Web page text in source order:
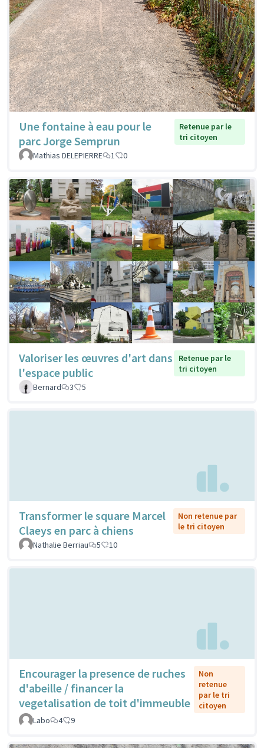
Une fontaine à eau pour le
parc Jorge Semprun
Retenue par le
tri citoyen
Mathias DELEPIERRE
1 0
Valoriser les œuvres d'art dans
l'espace public
Retenue par le
tri citoyen
Bernard
3 5
Transformer le square Marcel
Claeys en parc à chiens
Non retenue par
le tri citoyen
Nathalie Berriau
5 10
Encourager la presence de ruches
d'abeille / financer la
vegetalisation de toit d'immeuble
Non
retenue
par le tri
citoyen
Labo
4 9